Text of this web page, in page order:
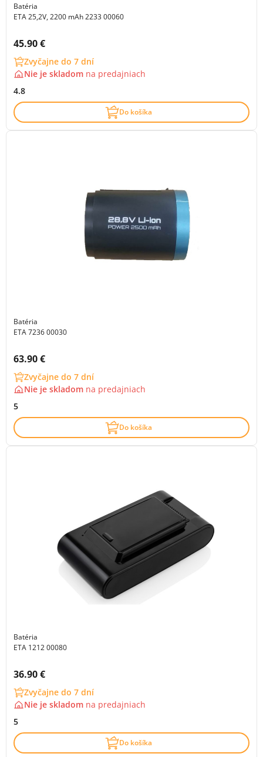
Batéria
ETA 25,2V, 2200 mAh 2233 00060
Cena s DPH:
45.90 €
Zvyčajne do 7 dní
Nie je skladom na predajniach
4.8
Do košíka
Batéria
ETA 7236 00030
Cena s DPH:
63.90 €
Zvyčajne do 7 dní
Nie je skladom na predajniach
5
Do košíka
Batéria
ETA 1212 00080
Cena s DPH:
36.90 €
Zvyčajne do 7 dní
Nie je skladom na predajniach
5
Do košíka